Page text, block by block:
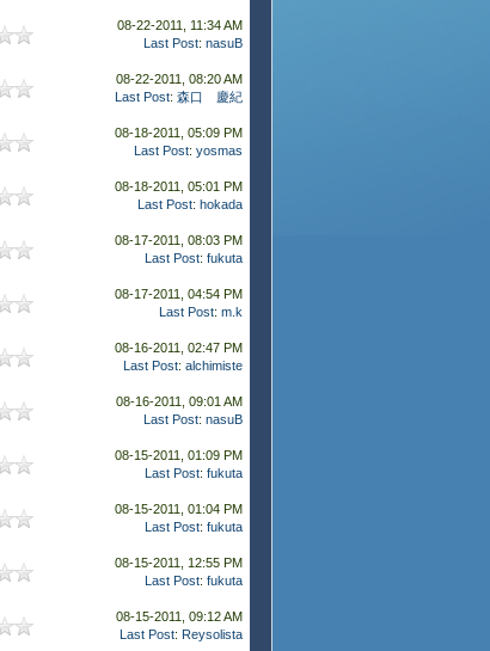
08-22-2011, 11:34 AM
Last Post: nasuB
08-22-2011, 08:20 AM
Last Post: 森口 慶紀
08-18-2011, 05:09 PM
Last Post: yosmas
08-18-2011, 05:01 PM
Last Post: hokada
08-17-2011, 08:03 PM
Last Post: fukuta
08-17-2011, 04:54 PM
Last Post: m.k
08-16-2011, 02:47 PM
Last Post: alchimiste
08-16-2011, 09:01 AM
Last Post: nasuB
08-15-2011, 01:09 PM
Last Post: fukuta
08-15-2011, 01:04 PM
Last Post: fukuta
08-15-2011, 12:55 PM
Last Post: fukuta
08-15-2011, 09:12 AM
Last Post: Reysolista